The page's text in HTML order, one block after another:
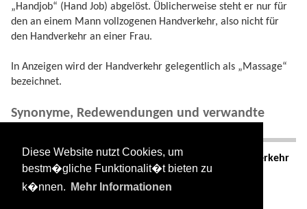
Diese Website nutzt Cookies, um
bestm�gliche Funktionalit�t bieten zu
k�nnen.
Mehr Informationen
„Handjob“ (Hand Job) abgelöst. Üblicherweise steht er nur für
den an einem Mann vollzogenen Handverkehr, also nicht für
den Handverkehr an einer Frau.
In Anzeigen wird der Handverkehr gelegentlich als „Massage“
bezeichnet.
Synonyme, Redewendungen und verwandte
Ähnlich:Fellatio(Blowjob), Oralverkehr
Brustverkehr
Lang anhaltende, oft schmerzhafte Form: